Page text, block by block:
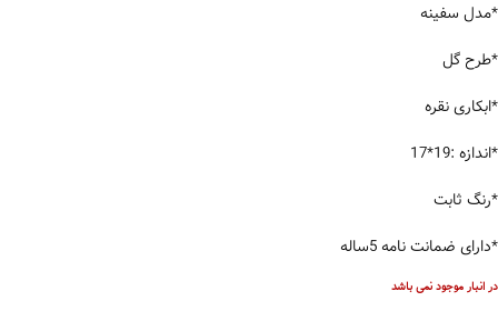
*مدل سفینه
*طرح گل
*ابکاری نقره
*اندازه :19*17
*رنگ ثابت
*دارای ضمانت نامه 5ساله
در انبار موجود نمی باشد